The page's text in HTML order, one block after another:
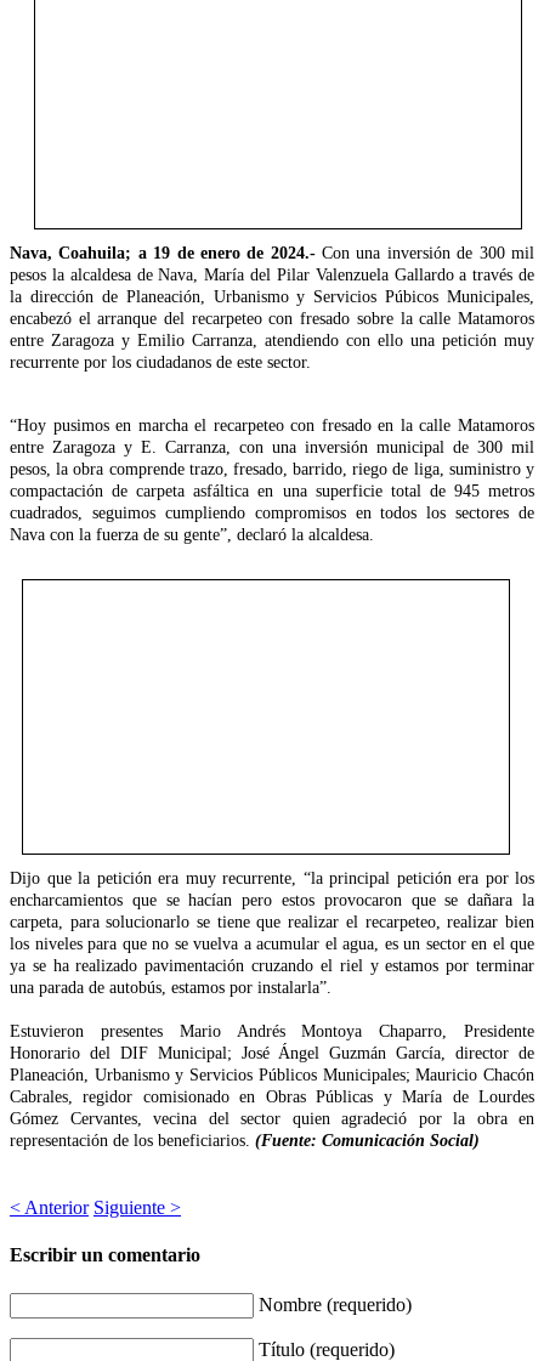
Nava, Coahuila; a 19 de enero de 2024.-Con una inversión de 300 mil
pesos la alcaldesa de Nava, María del Pilar Valenzuela Gallardo a través de
la dirección de Planeación, Urbanismo y Servicios Púbicos Municipales,
encabezó el arranque del recarpeteo con fresado sobre la calle Matamoros
entre Zaragoza y Emilio Carranza, atendiendo con ello una petición muy
recurrente por los ciudadanos de este sector.
“Hoy pusimos en marcha el recarpeteo con fresado en la calle Matamoros
entre Zaragoza y E. Carranza, con una inversión municipal de 300 mil
pesos, la obra comprende trazo, fresado, barrido, riego de liga, suministro y
compactación de carpeta asfáltica en una superficie total de 945 metros
cuadrados, seguimos cumpliendo compromisos en todos los sectores de
Nava con la fuerza de su gente”, declaró la alcaldesa.
Dijo que la petición era muy recurrente, “la principal petición era por los
encharcamientos que se hacían pero estos provocaron que se dañara la
carpeta, para solucionarlo se tiene que realizar el recarpeteo, realizar bien
los niveles para que no se vuelva a acumular el agua, es un sector en el que
ya se ha realizado pavimentación cruzando el riel y estamos por terminar
una parada de autobús, estamos por instalarla”.
Estuvieron presentes Mario Andrés Montoya Chaparro, Presidente
Honorario del DIF Municipal; José Ángel Guzmán García, director de
Planeación, Urbanismo y Servicios Públicos Municipales; Mauricio Chacón
Cabrales, regidor comisionado en Obras Públicas y María de Lourdes
Gómez Cervantes, vecina del sector quien agradeció por la obra en
representación de los beneficiarios. (Fuente: Comunicación Social)
< Anterior Siguiente >
Escribir un comentario
Nombre (requerido)
Título (requerido)